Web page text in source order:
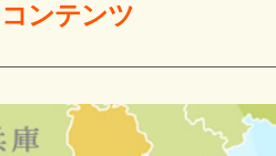
コンテンツ